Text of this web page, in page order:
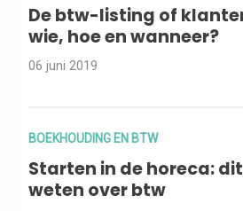
De btw-listing of
wie, hoe en wanneer?
06 juni 2019
BOEKHOUDING EN BTW
Starten in de horeca:
weten over btw